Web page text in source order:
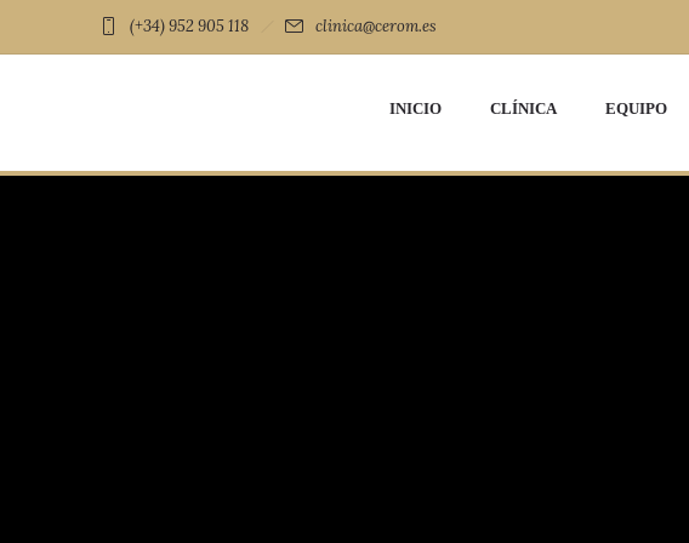
(+34) 952 905 118 clinica@cerom.es
INICIO CLÍNICA EQUIPO